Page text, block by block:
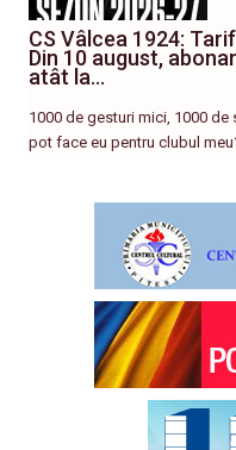
CS Vâlcea 1924:
Din 10 august,
atât la…
1000 de gesturi mici, 1000
pot face eu pentru clubul